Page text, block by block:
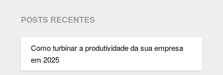
POSTS RECENTES
Como turbinar a produtividade da sua empresa
em 2025